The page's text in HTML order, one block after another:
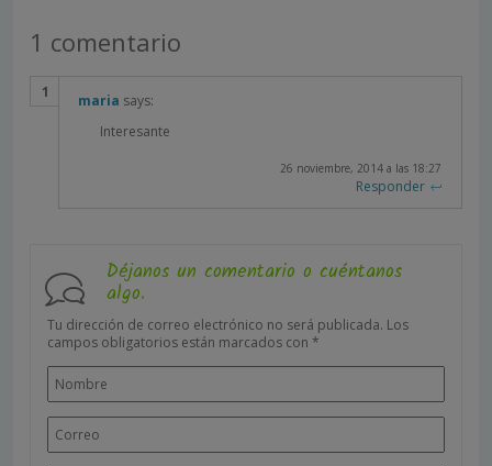
1 comentario
maria says:
26 noviembre, 2014 a las 18:27
Interesante
Responder
Déjanos un comentario o cuéntanos
algo.
Tu dirección de correo electrónico no será publicada. Los
campos obligatorios están marcados con *